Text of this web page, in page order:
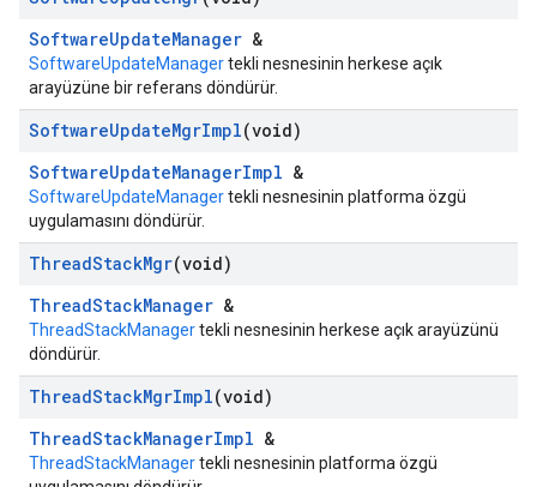
SoftwareUpdateManager &
SoftwareUpdateManagertekli nesnesinin herkese açık
arayüzüne bir referans döndürür.
SoftwareUpdateMgrImpl(void)
SoftwareUpdateManagerImpl &
SoftwareUpdateManagertekli nesnesinin platforma özgü
uygulamasını döndürür.
ThreadStackMgr(void)
ThreadStackManager &
ThreadStackManagertekli nesnesinin herkese açık arayüzünü
döndürür.
ThreadStackMgrImpl(void)
ThreadStackManagerImpl &
ThreadStackManagertekli nesnesinin platforma özgü